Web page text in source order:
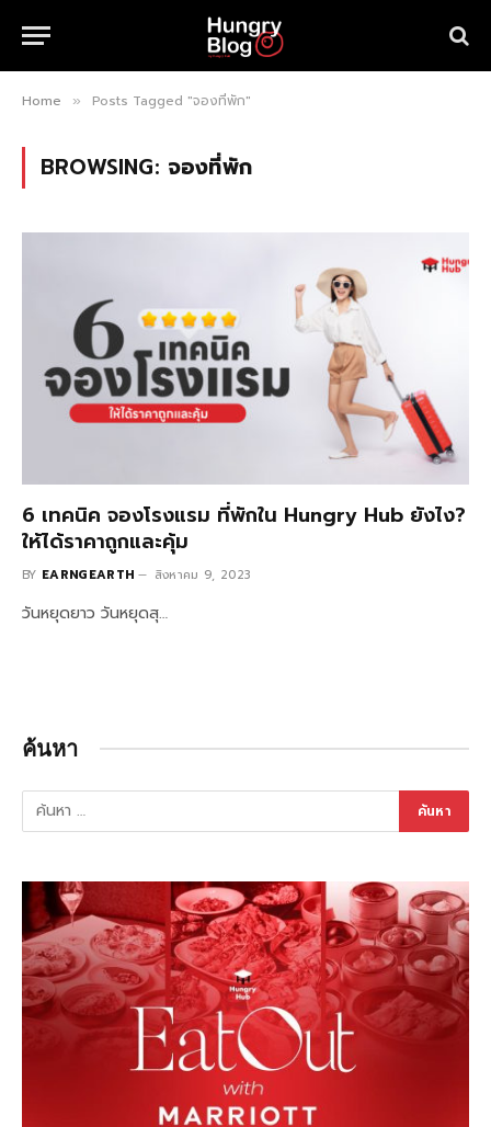
Home » Posts Tagged "จองที่พัก"
BROWSING: จองที่พัก
6 เทคนิค จองโรงแรม ที่พักใน Hungry Hub ยังไง?
ให้ได้ราคาถูกและคุ้ม
BY EARNGEARTH สิงหาคม 9, 2023
วันหยุดยาว วันหยุดสุ…
ค้นหา